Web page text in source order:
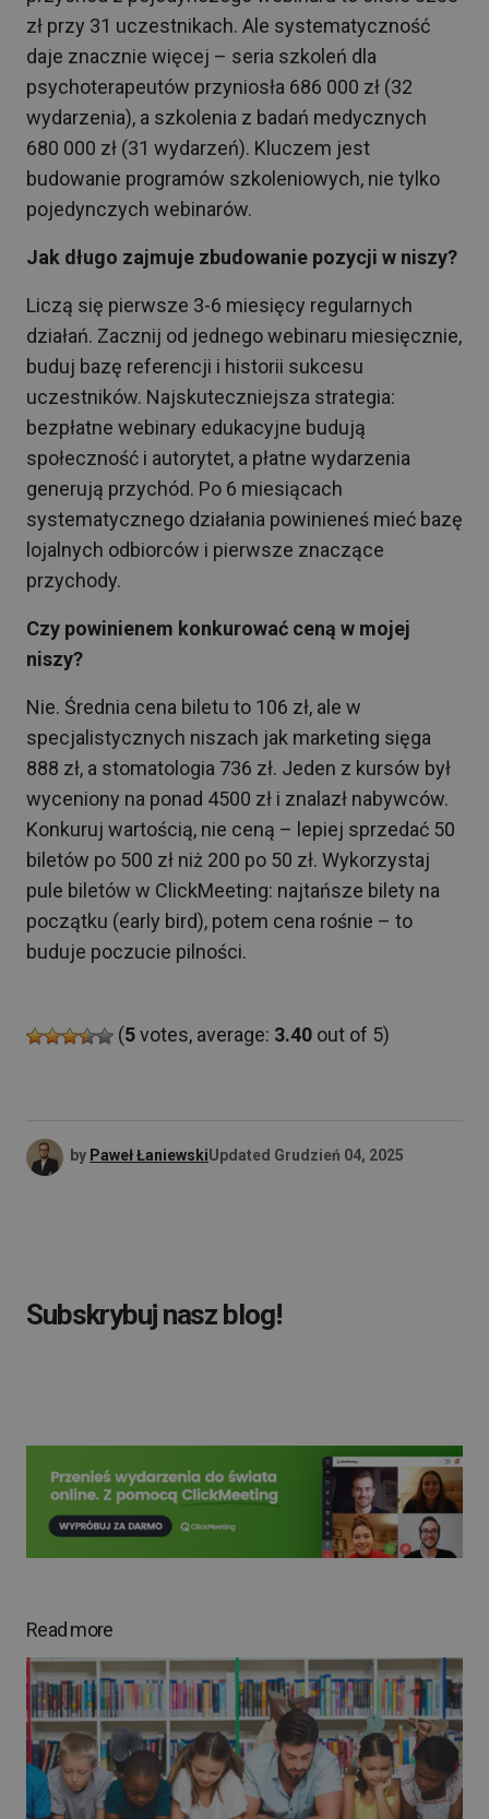
zł przy 31 uczestnikach. Ale systematyczność
daje znacznie więcej – seria szkoleń dla
psychoterapeutów przyniosła 686 000 zł (32
wydarzenia), a szkolenia z badań medycznych
680 000 zł (31 wydarzeń). Kluczem jest
budowanie programów szkoleniowych, nie tylko
pojedynczych webinarów.
Jak długo zajmuje zbudowanie pozycji w niszy?
Liczą się pierwsze 3-6 miesięcy regularnych
działań. Zacznij od jednego webinaru miesięcznie,
buduj bazę referencji i historii sukcesu
uczestników. Najskuteczniejsza strategia:
bezpłatne webinary edukacyjne budują
społeczność i autorytet, a płatne wydarzenia
generują przychód. Po 6 miesiącach
systematycznego działania powinieneś mieć bazę
lojalnych odbiorców i pierwsze znaczące
przychody.
Czy powinienem konkurować ceną w mojej
niszy?
Nie. Średnia cena biletu to 106 zł, ale w
specjalistycznych niszach jak marketing sięga
888 zł, a stomatologia 736 zł. Jeden z kursów był
wyceniony na ponad 4500 zł i znalazł nabywców.
Konkuruj wartością, nie ceną – lepiej sprzedać 50
biletów po 500 zł niż 200 po 50 zł. Wykorzystaj
pule biletów w ClickMeeting: najtańsze bilety na
początku (early bird), potem cena rośnie – to
buduje poczucie pilności.
(5votes, average: 3.40 out of 5)
by Paweł ŁaniewskiUpdated Grudzień 04, 2025
Subskrybuj nasz blog!
Read more